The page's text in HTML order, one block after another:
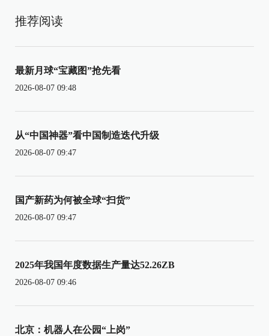
推荐阅读
最新月球“宝藏图”抢先看
2026-08-07 09:48
从“中国神器”看中国制造迭代升级
2026-08-07 09:47
国产新药为何被全球“扫货”
2026-08-07 09:47
2025年我国年度数据生产量达52.26ZB
2026-08-07 09:46
北京：机器人在公园“上岗”